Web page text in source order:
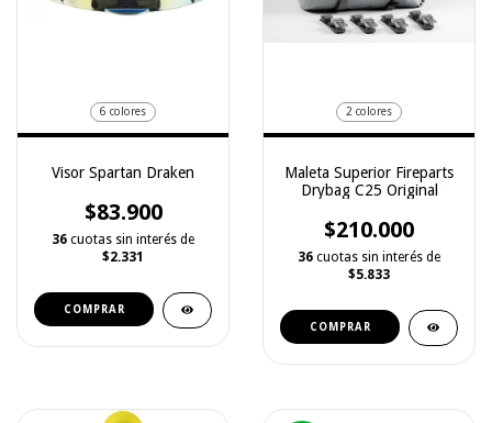
6 colores
Visor Spartan Draken
$83.900
36 cuotas sin interés de
$2.331
COMPRAR
2 colores
Maleta Superior Fireparts
Drybag C25 Original
$210.000
36 cuotas sin interés de
$5.833
COMPRAR